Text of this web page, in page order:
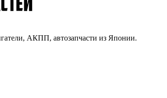
АКПП, автозапчасти из Японии.